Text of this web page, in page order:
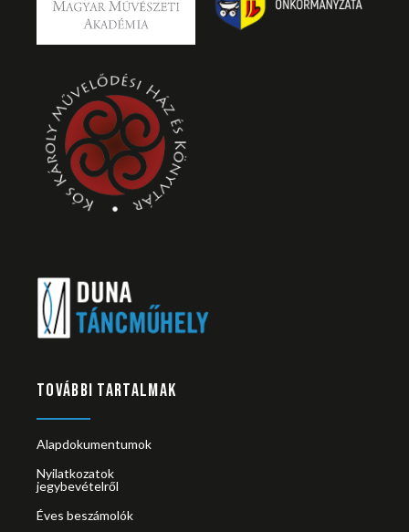
TOVÁBBI TARTALMAK
Alapdokumentumok
Nyilatkozatok
jegybevételről
Éves beszámolók